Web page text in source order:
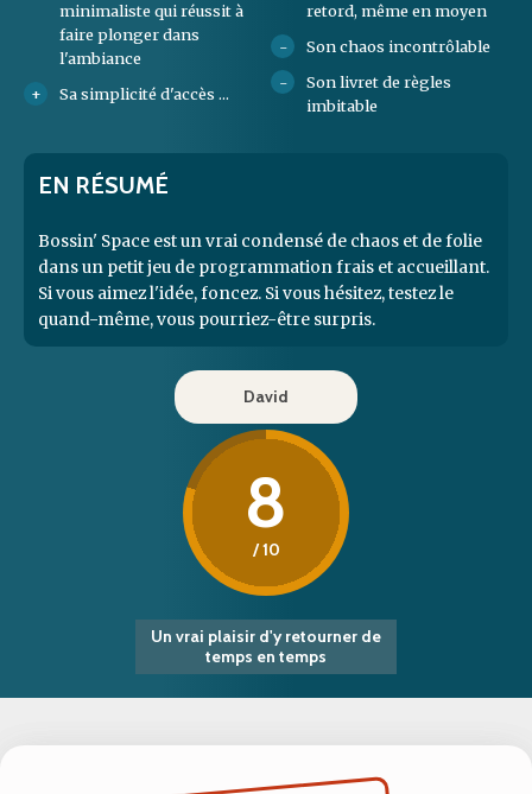
minimaliste qui réussit à
faire plonger dans
l'ambiance
Sa simplicité d'accès ...
retord, même en moyen
Son chaos incontrôlable
Son livret de règles
imbitable
EN RÉSUMÉ
Bossin' Space est un vrai condensé de chaos et de folie
dans un petit jeu de programmation frais et accueillant.
Si vous aimez l'idée, foncez. Si vous hésitez, testez le
quand-même, vous pourriez-être surpris.
David
8
/ 10
Un vrai plaisir d'y retourner de
temps en temps